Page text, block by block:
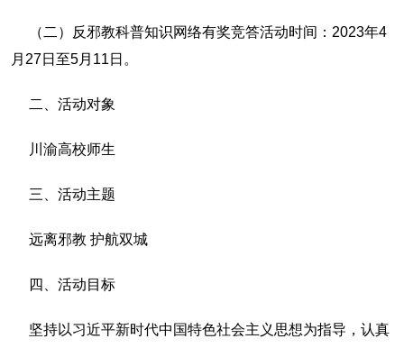
（二）反邪教科普知识网络有奖竞答活动时间：2023年4
月27日至5月11日。
二、活动对象
川渝高校师生
三、活动主题
远离邪教 护航双城
四、活动目标
坚持以习近平新时代中国特色社会主义思想为指导，认真